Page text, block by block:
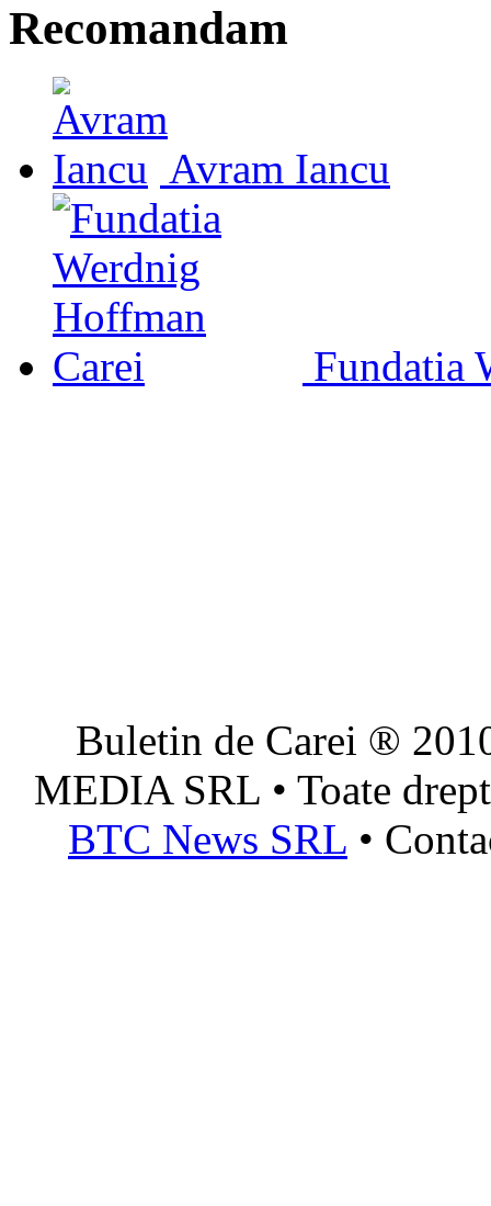
Recomandam
Avram Iancu
Fundatia
Buletin de Carei ®
MEDIA SRL • Toate
BTC News SRL •